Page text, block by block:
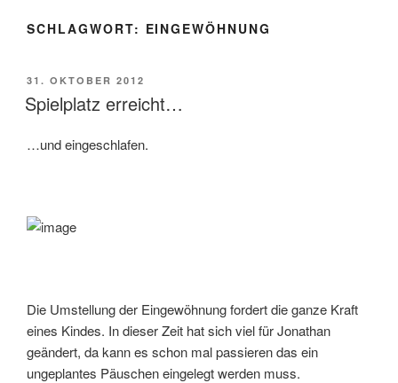
SCHLAGWORT: EINGEWÖHNUNG
VERÖFFENTLICHT
AM
31. OKTOBER 2012
Spielplatz erreicht…
…und eingeschlafen.
Die Umstellung der Eingewöhnung fordert die ganze Kraft
eines Kindes. In dieser Zeit hat sich viel für Jonathan
geändert, da kann es schon mal passieren das ein
ungeplantes Päuschen eingelegt werden muss.